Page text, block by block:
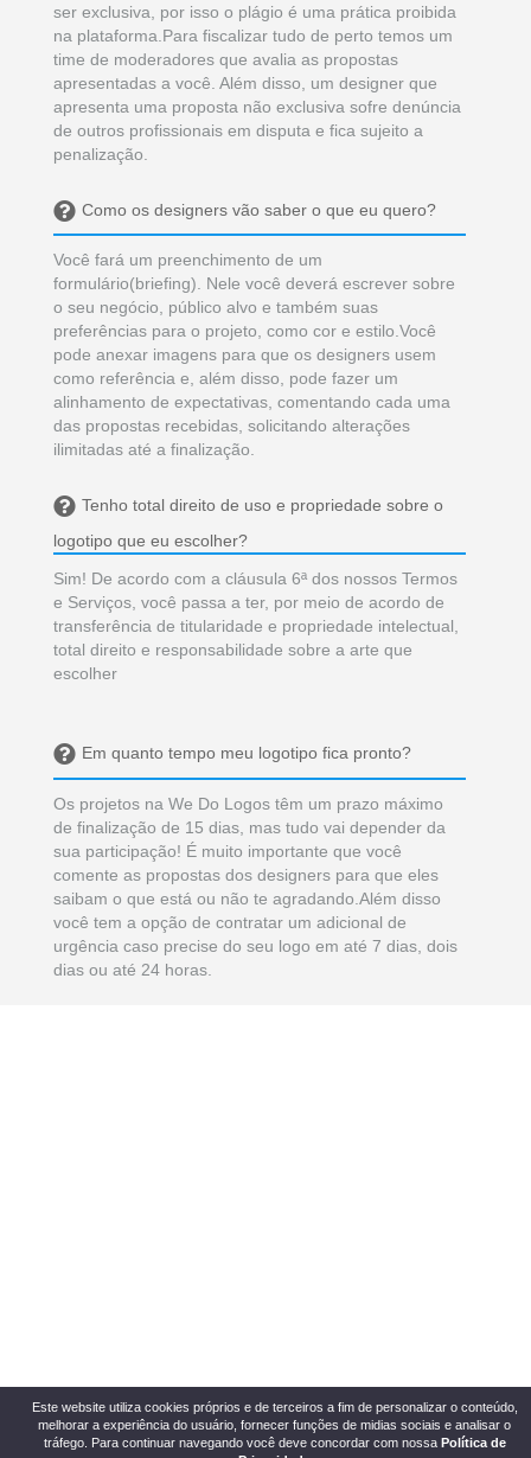
ser exclusiva, por isso o plágio é uma prática proibida
na plataforma.Para fiscalizar tudo de perto temos um
time de moderadores que avalia as propostas
apresentadas a você. Além disso, um designer que
apresenta uma proposta não exclusiva sofre denúncia
de outros profissionais em disputa e fica sujeito a
penalização.
Como os designers vão saber o que eu quero?
Você fará um preenchimento de um
formulário(briefing). Nele você deverá escrever sobre
o seu negócio, público alvo e também suas
preferências para o projeto, como cor e estilo.Você
pode anexar imagens para que os designers usem
como referência e, além disso, pode fazer um
alinhamento de expectativas, comentando cada uma
das propostas recebidas, solicitando alterações
ilimitadas até a finalização.
Tenho total direito de uso e propriedade sobre o
logotipo que eu escolher?
Sim! De acordo com a cláusula 6ª dos nossos Termos
e Serviços, você passa a ter, por meio de acordo de
transferência de titularidade e propriedade intelectual,
total direito e responsabilidade sobre a arte que
escolher
Em quanto tempo meu logotipo fica pronto?
Os projetos na We Do Logos têm um prazo máximo
de finalização de 15 dias, mas tudo vai depender da
sua participação! É muito importante que você
comente as propostas dos designers para que eles
saibam o que está ou não te agradando.Além disso
você tem a opção de contratar um adicional de
urgência caso precise do seu logo em até 7 dias, dois
dias ou até 24 horas.